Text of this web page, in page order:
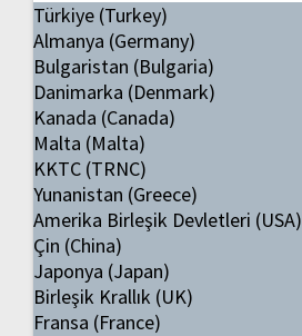
Türkiye (Turkey)
Almanya (Germany)
Bulgaristan (Bulgaria)
Danimarka (Denmark)
Kanada (Canada)
Malta (Malta)
KKTC (TRNC)
Yunanistan (Greece)
Amerika Birleşik Devletleri (USA)
Çin (China)
Japonya (Japan)
Birleşik Krallık (UK)
Fransa (France)